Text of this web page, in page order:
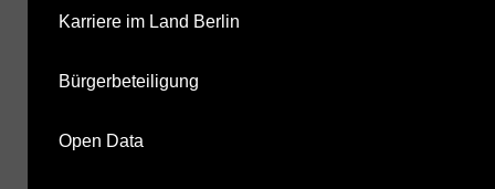
Karriere im Land Berlin
Bürgerbeteiligung
Open Data